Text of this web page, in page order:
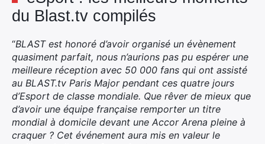
du Blast.tv compilés
“BLAST est honoré d’avoir organisé un évènement
quasiment parfait, nous n’aurions pas pu espérer une
meilleure réception avec 50 000 fans qui ont assisté
au BLAST.tv Paris Major pendant ces quatre jours
d’Esport de classe mondiale. Que rêver de mieux que
d’avoir une équipe française remporter un titre
mondial à domicile devant une Accor Arena pleine à
craquer ? Cet événement aura mis en valeur le